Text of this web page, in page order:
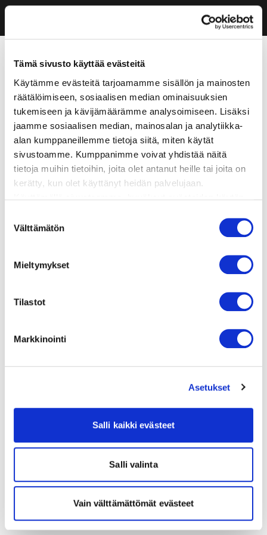
Tämä sivusto käyttää evästeitä
Käytämme evästeitä tarjoamamme sisällön ja mainosten
räätälöimiseen, sosiaalisen median ominaisuuksien
tukemiseen ja kävijämäärämme analysoimiseen. Lisäksi
jaamme sosiaalisen median, mainosalan ja analytiikka-
alan kumppaneillemme tietoja siitä, miten käytät
sivustoamme. Kumppanimme voivat yhdistää näitä
tietoja muihin tietoihin, joita olet antanut heille tai joita on
kerätty, kun olet käyttänyt heidän palvelujaan.
valinta
Välttämätön
Mieltymykset
Tilastot
Markkinointi
Asetukset
Salli kaikki evästeet
Salli valinta
Vain välttämättömät evästeet